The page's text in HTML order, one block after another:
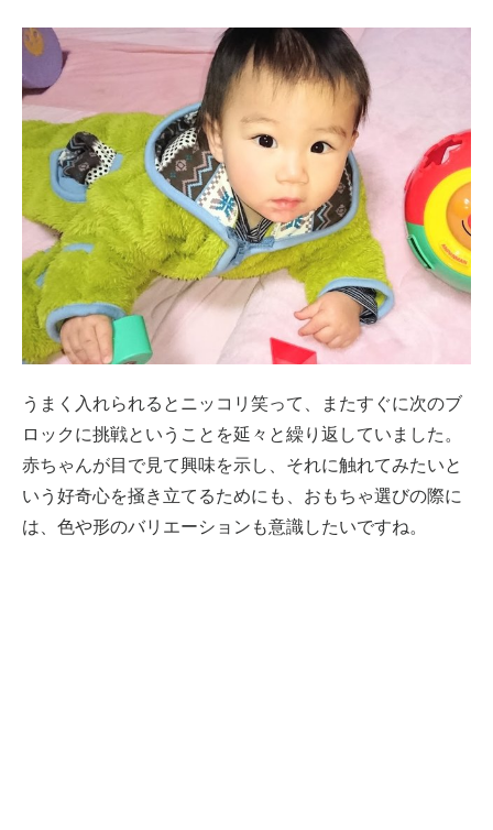
うまく入れられるとニッコリ笑って、またすぐに次のブ
ロックに挑戦ということを延々と繰り返していました。
赤ちゃんが目で見て興味を示し、それに触れてみたいと
いう好奇心を掻き立てるためにも、おもちゃ選びの際に
は、色や形のバリエーションも意識したいですね。